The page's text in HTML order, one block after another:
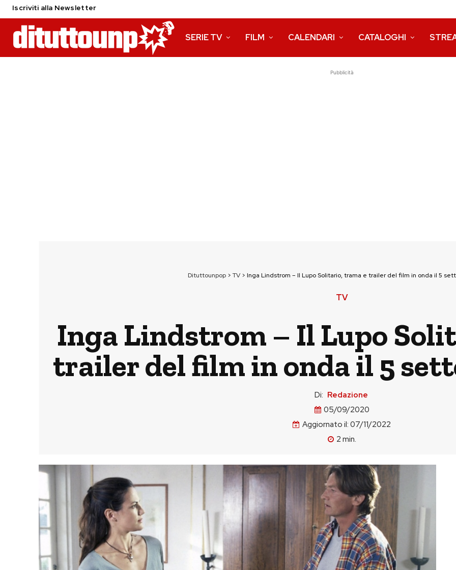
Iscriviti alla Newsletter
SERIE TV FILM CALENDARI CATALOGHI
Pubblicità
Dituttounpop > TV > Inga Lindstrom – Il Lupo Solitario, trama e trailer del film in onda il 5
TV
Inga Lindstrom – Il Lupo
trailer del film in onda il 5
Di: Redazione
05/09/2020
Aggiornato il: 07/11/2022
2 min.